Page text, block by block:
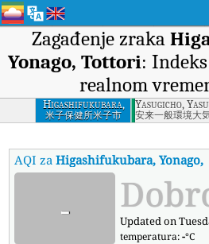
Zagađenje zraka
Yonago, Tottori:
realnom
Higashifukubara,
Yonago, Tottori
米子保健所米子市
Yasugicho,
安来一般環境大
AQI zaHigashifukubara, Yonago,
- Updated on
temperatura:-°C